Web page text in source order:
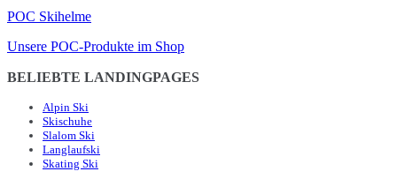
POC Skihelme
Unsere POC-Produkte im Shop
BELIEBTE LANDINGPAGES
Alpin Ski
Skischuhe
Slalom Ski
Langlaufski
Skating Ski